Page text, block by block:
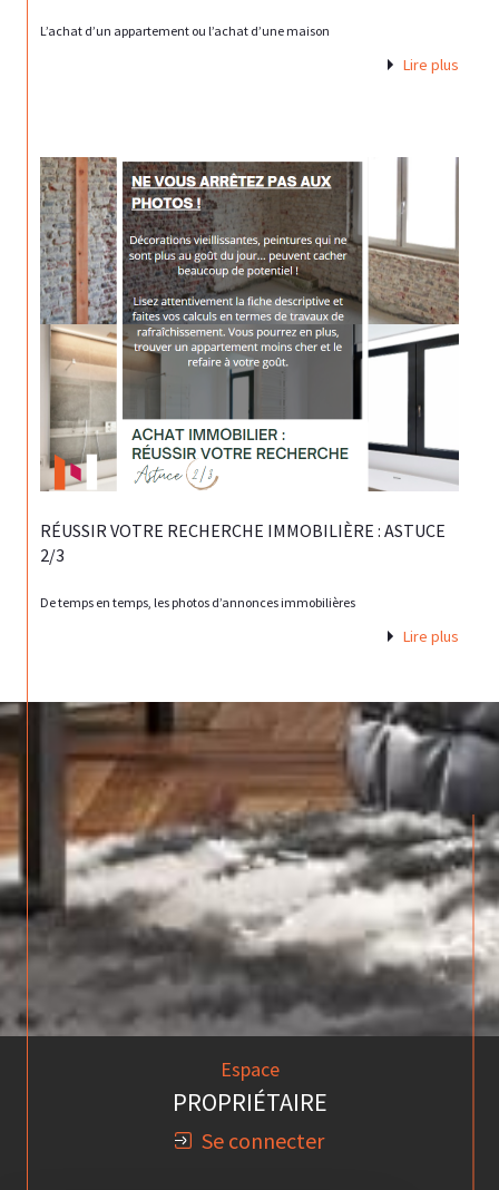
L’achat d’un appartement ou l’achat d’une maison
Lire plus
RÉUSSIR VOTRE RECHERCHE IMMOBILIÈRE : ASTUCE
2/3
De temps en temps, les photos d’annonces immobilières
Lire plus
Espace
PROPRIÉTAIRE
Se connecter